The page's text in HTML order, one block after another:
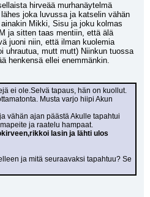
hirveää murhanäytelmä
joka luvussa ja katselin vähän
Mikki, Sisu ja joku kolmas
ja sitten taas mentiin, että älä
juoni niin, että ilman kuolemia
uhrautua, mutt mutt) Niinkun tuossa
henkensä ellei enemmänkin.
ei ole.Selvä tapaus, hän on kuollut.
Musta varjo hiipi Akun
vähän ajan päästä Akulle tapahtui
ja raatelu hampaat.
lasin ja lähti ulos
ja mitä seuraavaksi tapahtuu? Se